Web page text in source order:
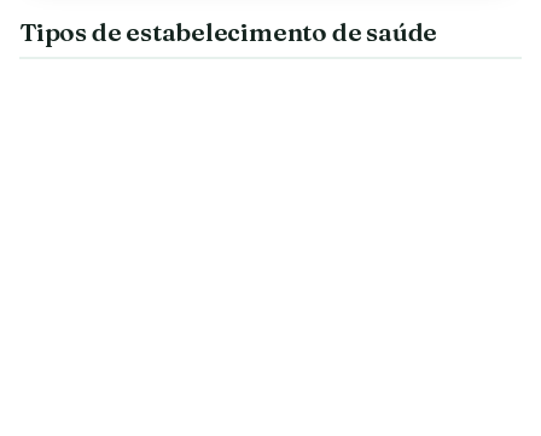
Tipos de estabelecimento de saúde